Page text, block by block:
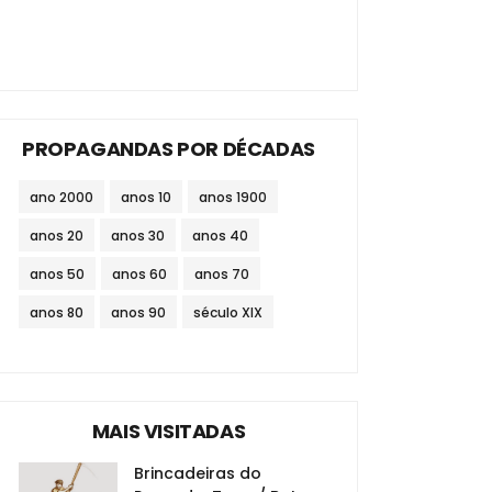
PROPAGANDAS POR DÉCADAS
ano 2000 anos 10 anos 1900
anos 20 anos 30 anos 40
anos 50 anos 60 anos 70
anos 80 anos 90 século XIX
MAIS VISITADAS
Brincadeiras do